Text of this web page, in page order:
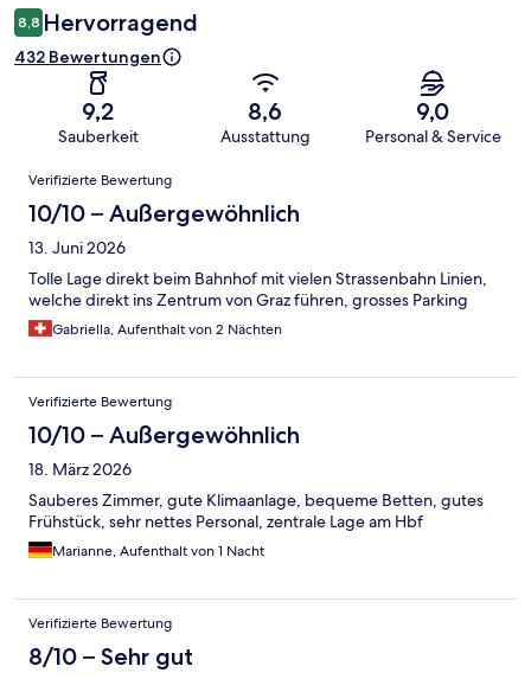
8,8 Hervorragend
432 Bewertungen
9,2
Sauberkeit
8,6
Ausstattung
9,0
Personal & Service
Bewertungen
Verifizierte Bewertung
10/10 – Außergewöhnlich
13. Juni 2026
Tolle Lage direkt beim Bahnhof mit vielen Strassenbahn Linien,
welche direkt ins Zentrum von Graz führen, grosses Parking
Gabriella, Aufenthalt von 2 Nächten
Verifizierte Bewertung
10/10 – Außergewöhnlich
18. März 2026
Sauberes Zimmer, gute Klimaanlage, bequeme Betten, gutes
Frühstück, sehr nettes Personal, zentrale Lage am Hbf
Marianne, Aufenthalt von 1 Nacht
Verifizierte Bewertung
8/10 – Sehr gut